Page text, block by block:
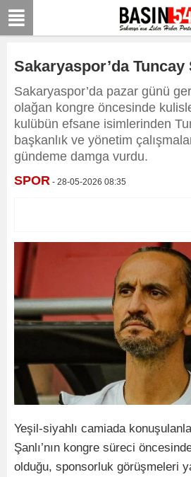
Sakaryaspor’da Tuncay
Sakaryaspor’da pazar günü
olağan kongre öncesinde
kulübün efsane isimlerinden
başkanlık ve yönetim
gündeme damga vurdu.
SPOR - 28-05-2026 08:35
Yeşil-siyahlı camiada
Şanlı’nın kongre süreci
olduğu, sponsorluk görüşmeleri